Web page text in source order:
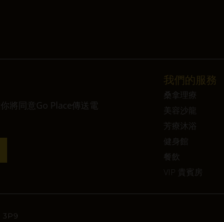
將同意Go Place傳送電
我們的服務
桑拿理療
美容沙龍
芳療沐浴
健身館
餐飲
VIP 貴賓房
3P9